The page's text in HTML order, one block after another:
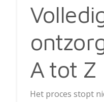
A tot Z
Het proces stopt